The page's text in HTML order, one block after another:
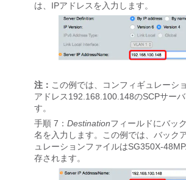
は、IPアドレスを入力します。
注： この例では、コンフィギュレーシ
アドレス192.168.100.148のSCPサー
す。
手順 7： Destinationフィールドにバッ
名を入力します。この例では、バック
ュレーションファイルはSG350X-
存されます。